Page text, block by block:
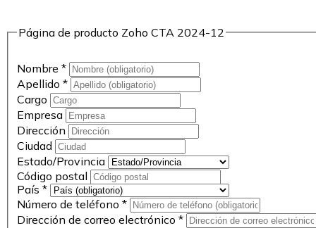
Página de producto Zoho CTA 2024-12
Nombre *
Apellido *
Cargo
Empresa
Dirección
Ciudad
Estado/Provincia
Código postal
País *
Número de teléfono *
Dirección de correo electrónico *